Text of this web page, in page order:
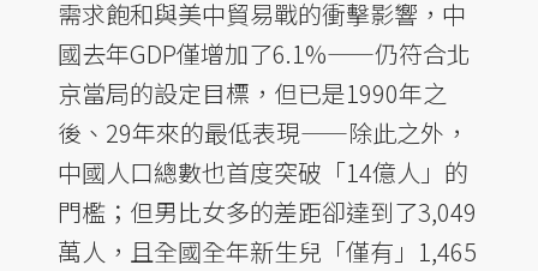
需求飽和與美中貿易戰的衝擊影響，中
國去年GDP僅增加了6.1%——仍符合北
京當局的設定目標，但已是1990年之
後、29年來的最低表現——除此之外，
中國人口總數也首度突破「14億人」的
門檻；但男比女多的差距卻達到了3,049
萬人，且全國全年新生兒「僅有」1,465